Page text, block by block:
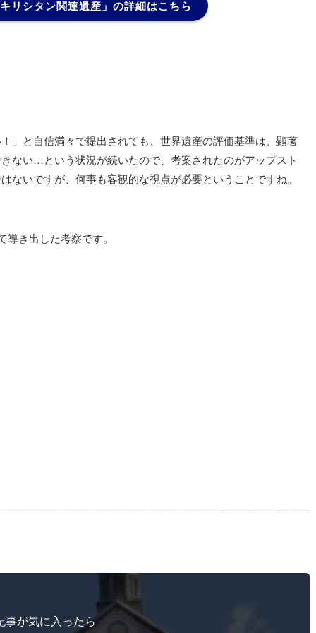
リシタン関連遺産」の詳細はこちら
」と自信満々で提出されても、世界遺産の評価基準は、顕著
ない…という状況が続いたので、考案されたのがアップスト
ないですが、何事も客観的な視点が必要ということですね。
き出した考察です。
事が気に入ったら